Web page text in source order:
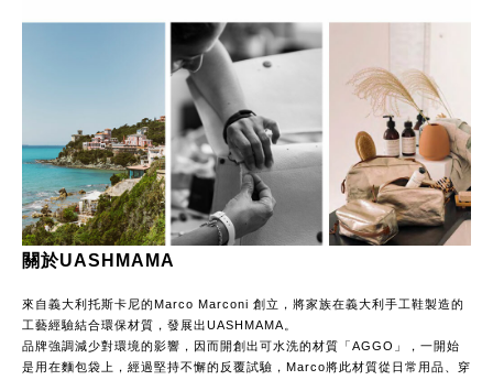
關於UASHMAMA
來自義大利托斯卡尼的Marco Marconi 創立，將家族在義大利手工鞋製造的
工藝經驗結合環保材質，發展出UASHMAMA。
品牌強調減少對環境的影響，因而開創出可水洗的材質「AGGO」，一開始
是用在麵包袋上，經過堅持不懈的反覆試驗，Marco將此材質從日常用品、穿